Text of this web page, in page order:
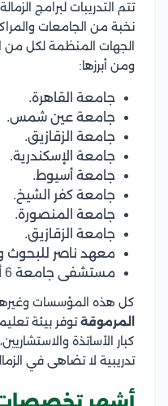
تتم التدريبات لبرامج
نخبة من الجامعات
الجهات المنظمة لكل من
ومن أبرزها:
جامعة القاهرة.
جامعة عين شمس.
جامعة الزقازيق.
جامعة الإسكندرية.
جامعة أسيوط.
جامعة كفر الشيخ.
جامعة المنصورة.
جامعة الزقازيق.
معهد ناصر للبحوث
مستشفى جامعة 6 أكتوبر.
كل هذه المؤسسات
المرموقةتوفر بيئة
كبار الأساتذة
تدريبية لا تضاهى في